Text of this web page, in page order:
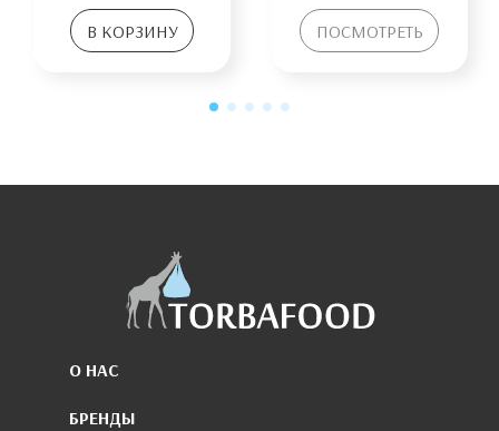
В КОРЗИНУ
ПОСМОТРЕТЬ
О НАС
БРЕНДЫ